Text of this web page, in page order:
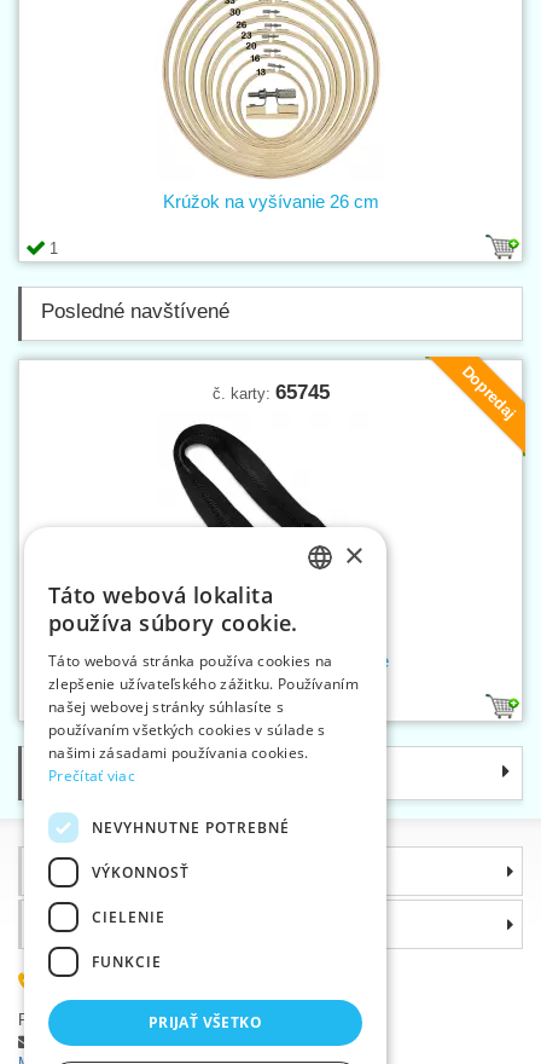
1
Krúžok na vyšívanie 26 cm
Posledné navštívené
Dopredaj
č. karty: 65745
1
Zipsy PH6 45 cm NX 2 bežce
Kategórie
Informácie
Prečo si zvoliť práve nás
(+420) 585 051 217
Plzeňská 868, 783 91 Uničov, Česká republika
Položiť dotaz
ENGLISH
GERMAN
×
Táto webová lokalita
používa súbory cookie.
Táto webová stránka používa cookies na
zlepšenie užívateľského zážitku. Používaním
našej webovej stránky súhlasíte s
používaním všetkých cookies v súlade s
našimi zásadami používania cookies.
Prečítať viac
NEVYHNUTNE POTREBNÉ
VÝKONNOSŤ
CIELENIE
FUNKCIE
PRIJAŤ VŠETKO